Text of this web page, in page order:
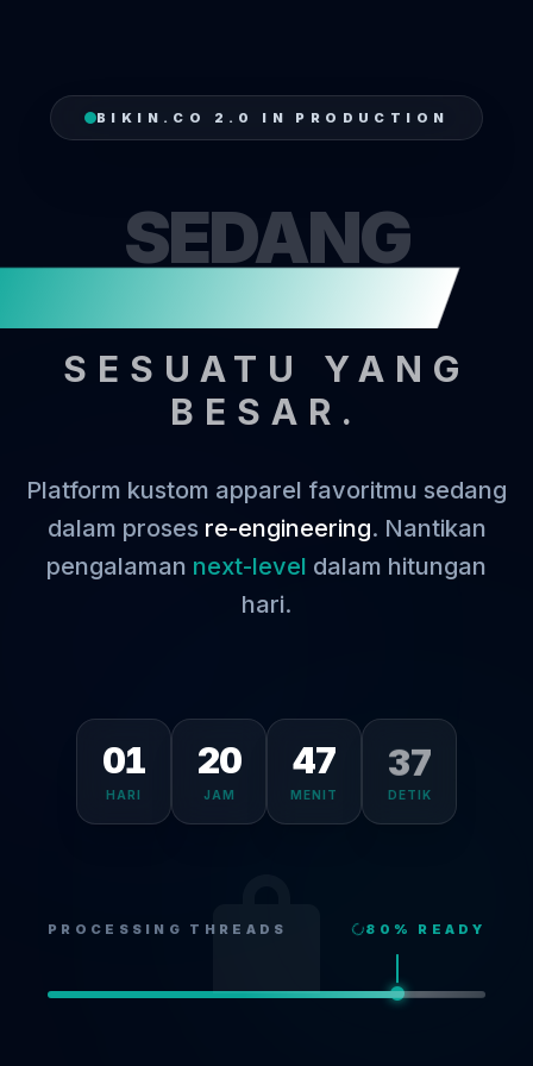
BIKIN.CO 2.0 IN PRODUCTION
SEDANG
MENJAHIT
SESUATU YANG
BESAR.
Platform kustom apparel favoritmu sedang
dalam proses re-engineering. Nantikan
pengalaman next-level dalam hitungan
hari.
01
HARI
20
JAM
47
MENIT
37
DETIK
PROCESSING THREADS 80 % READY